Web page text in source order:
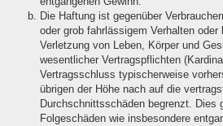
Die Haftung ist gegenüber
oder grob fahrlässigem Verhalten
Verletzung von Leben, Körper und
wesentlicher Vertragspflichten
Vertragsschluss typischerweise
übrigen der Höhe nach auf die
Durchschnittsschäden begrenzt. Dies
Folgeschäden wie insbesondere